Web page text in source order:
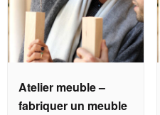
Atelier meuble –
fabriquer un meuble